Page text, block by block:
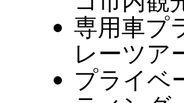
専用車プ
レーツア
プライベ